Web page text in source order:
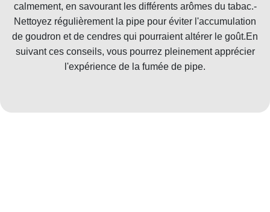
calmement, en savourant les différents arômes du tabac.-
Nettoyez régulièrement la pipe pour éviter l'accumulation
de goudron et de cendres qui pourraient altérer le goût.En
suivant ces conseils, vous pourrez pleinement apprécier
l'expérience de la fumée de pipe.